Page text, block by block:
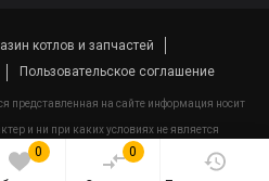
0 0
котлов и запчастей
Пользовательское соглашение
представленная на сайте информация носит
и ни при каких условиях не является
Статьи 437(2) Гражданского кодекса